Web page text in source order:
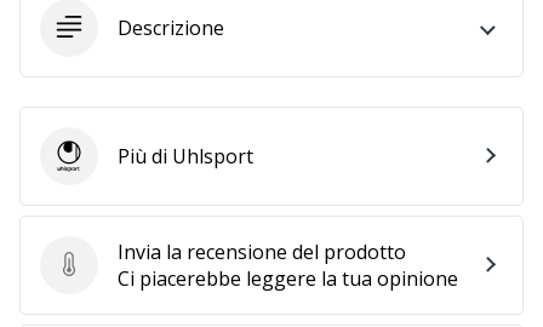
Descrizione
Invia la recensione del prodotto
Invia la recensione del prodotto
Ci piacerebbe leggere la tua opinione
UhlsportPiù di Uhlsport